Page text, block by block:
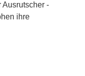
Ausrutscher -
ihre